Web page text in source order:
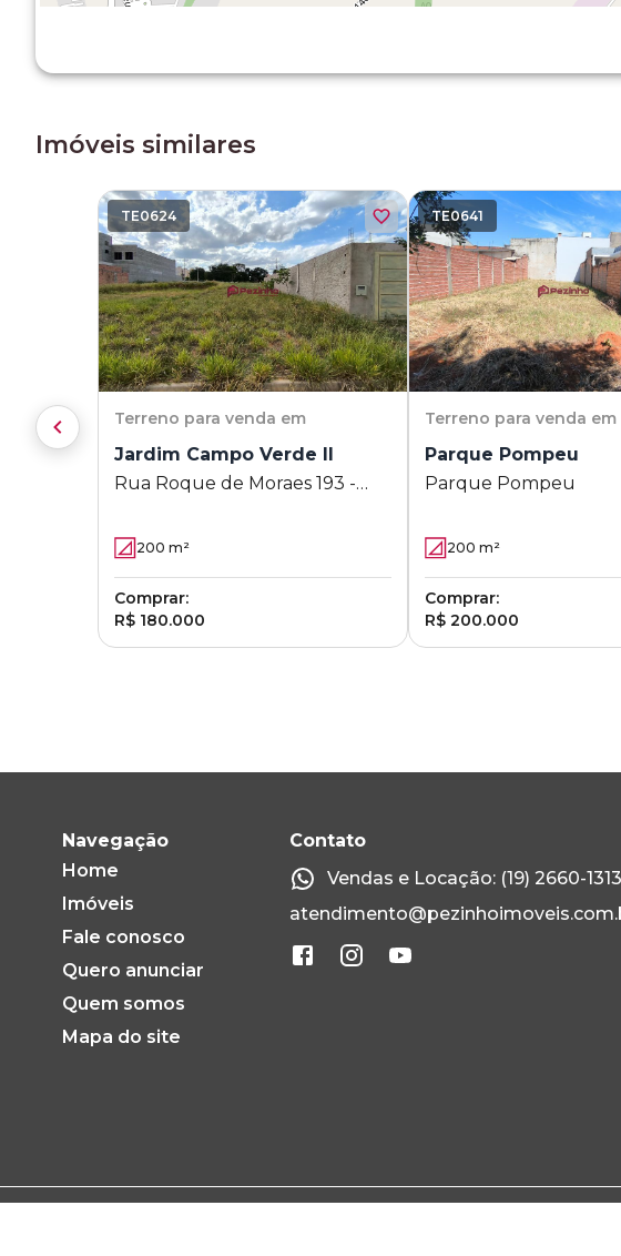
Imóveis similares
TE0624
Terreno para venda em
Jardim Campo Verde II
Rua Roque de Moraes 193 -
Limeira - SP
200 m²
Comprar:
R$ 180.000
TE0641
Terreno para venda em
Parque Pompeu
Parque Pompeu
200 m²
Comprar:
R$ 200.000
Navegação
Home
Imóveis
Fale conosco
Quero anunciar
Quem somos
Mapa do site
Contato
Vendas e Locação: (19) 2660-1313